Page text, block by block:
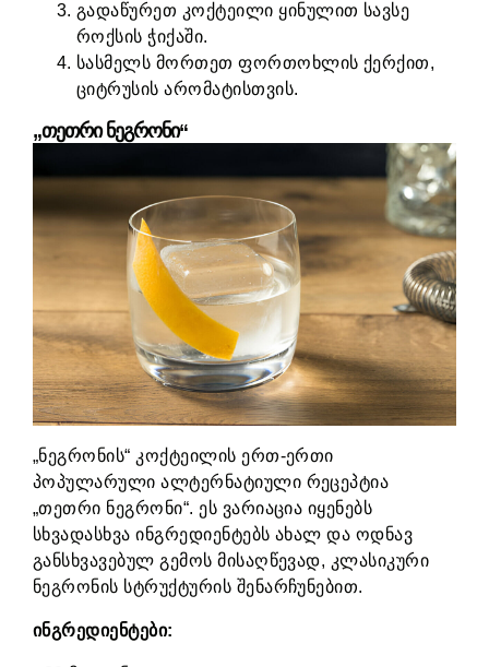
გადაწურეთ კოქტეილი ყინულით სავსე
როქსის ჭიქაში.
სასმელს მორთეთ ფორთოხლის ქერქით,
ციტრუსის არომატისთვის.
„თეთრი ნეგრონი“
„ნეგრონის“ კოქტეილის ერთ-ერთი
პოპულარული ალტერნატიული რეცეპტია
„თეთრი ნეგრონი“. ეს ვარიაცია იყენებს
სხვადასხვა ინგრედიენტებს ახალ და ოდნავ
განსხვავებულ გემოს მისაღწევად, კლასიკური
ნეგრონის სტრუქტურის შენარჩუნებით.
ინგრედიენტები: